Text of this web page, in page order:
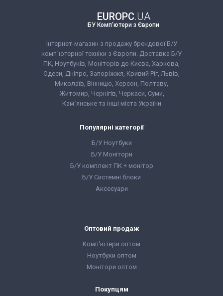
EUROPC.UA
БУ Комп'ютери з Європи
Інтернет-магазин з продажу брендової Б/У
комп`ютерної техніки з Європи. Доставка Б/У
ПК, Ноутбуків, Моніторів до Києва, Харкова,
Одеси, Дніпро, Запоріжжя, Кривий Ріг, Львів,
Миколаїв, Вінницю, Херсон, Полтаву,
Житомир, Чернігів, Черкаси, Суми,
Кам`янське та інші міста України
Популярні категорії
Б/У Ноутбуки
Б/У Монітори
Б/У комплект ПК + монітор
Б/У Системні блоки
Аксесуари
Оптовий продаж
Комп'ютери оптом
Ноутбуки оптом
Монітори оптом
Покупцям